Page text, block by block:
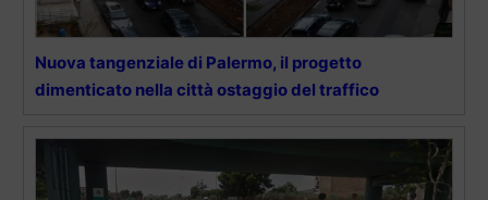
Nuova tangenziale di Palermo, il progetto
dimenticato nella città ostaggio del traffico